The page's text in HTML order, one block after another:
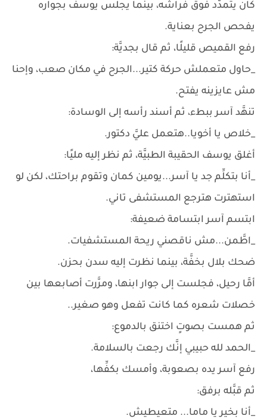
كان يتمدَّد فوق فراشه، بينما يجلس يوسف بجواره
يفحص الجرح بعناية.
رفع القميص قليلًا، ثم قال بجديَّة:
_حاول متعملش حركة كتير...الجرح في مكان صعب، وإحنا
مش عايزينه يفتح.
تنهَّد آسر ببطء، ثم أسند رأسه إلى الوسادة:
_خلاص يا أخويا..هتعمل عليَّ دكتور.
أغلق يوسف الحقيبة الطبيَّة، ثم نظر إليه مليًا:
_أنا بتكلِّم جد يا آسر...يومين كمان وتقوم براحتك، لكن لو
استهترت هترجع المستشفى تاني.
ابتسم آسر ابتسامة ضعيفة:
_اطَّمن...مش ناقصني ريحة المستشفيات.
ضحك بلال بخفَّة، بينما نظرت إليه سدن بحزن.
أمَّا رحيل، فجلست إلى جوار ابنها، ومرَّرت أصابعها بين
خصلات شعره كما كانت تفعل وهو صغير..
ثم همست بصوتٍ اختنق بالدموع:
_الحمد لله حبيبي إنَّك رجعت بالسلامة.
رفع آسر يده بصعوبة، وأمسك بكفِّها،
ثم قبَّله برفق:
_أنا بخير يا ماما... متعيطيش.